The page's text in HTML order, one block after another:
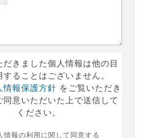
だきました個人情報は他の目
することはございません。
情報保護方針 をご覧いただき
同意いただいた上で送信して
ください。
情報の利用に関して同意する